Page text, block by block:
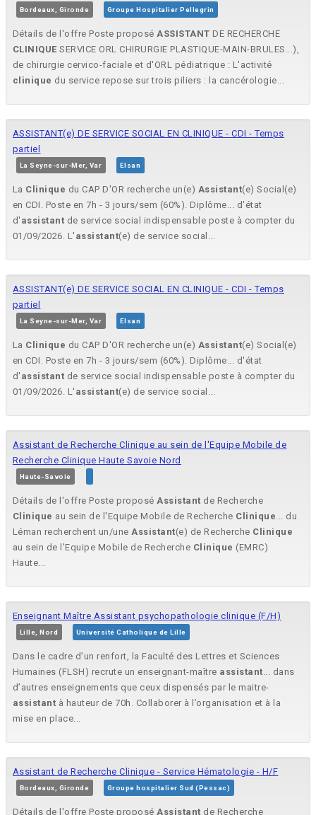
Bordeaux, Gironde Groupe Hospitalier Pellegrin
Détails de l'offre Poste proposéASSISTANT DE RECHERCHE
CLINIQUE SERVICE ORL CHIRURGIE PLASTIQUE-MAIN-BRULES...),
de chirurgie cervico-faciale et d'ORL pédiatrique : L'activité
clinique du service repose sur trois piliers : la cancérologie...
ASSISTANT(e) DE SERVICE SOCIAL EN CLINIQUE - CDI - Temps
partiel
La Seyne-sur-Mer, Var Elsan
La Clinique du CAP D'OR recherche un(e) Assistant(e) Social(e)
en CDI. Poste en 7h - 3 jours/sem (60%). Diplôme... d'état
d' assistant de service social indispensable poste à compter du
01/09/2026. L' assistant(e) de service social...
ASSISTANT(e) DE SERVICE SOCIAL EN CLINIQUE - CDI - Temps
partiel
La Seyne-sur-Mer, Var Elsan
La Clinique du CAP D'OR recherche un(e) Assistant(e) Social(e)
en CDI. Poste en 7h - 3 jours/sem (60%). Diplôme... d'état
d' assistant de service social indispensable poste à compter du
01/09/2026. L' assistant(e) de service social...
Assistant de Recherche Clinique au sein de l'Equipe Mobile de
Recherche Clinique Haute Savoie Nord
Haute-Savoie
Détails de l'offre Poste proposéAssistant de Recherche
Clinique au sein de l'Equipe Mobile de Recherche Clinique... du
Léman recherchent un/uneAssistant(e) de Recherche Clinique
au sein de l'Equipe Mobile de Recherche Clinique (EMRC)
Haute...
Enseignant Maître Assistant psychopathologie clinique (F/H)
Lille, Nord Université Catholique de Lille
Dans le cadre d’un renfort, la Faculté des Lettres et Sciences
Humaines (FLSH) recrute un enseignant-maître assistant... dans
d’autres enseignements que ceux dispensés par le maitre-
assistant à hauteur de 70h. Collaborer à l’organisation et à la
mise en place...
Assistant de Recherche Clinique - Service Hématologie - H/F
Bordeaux, Gironde Groupe hospitalier Sud (Pessac)
Détails de l'offre Poste proposéAssistant de Recherche